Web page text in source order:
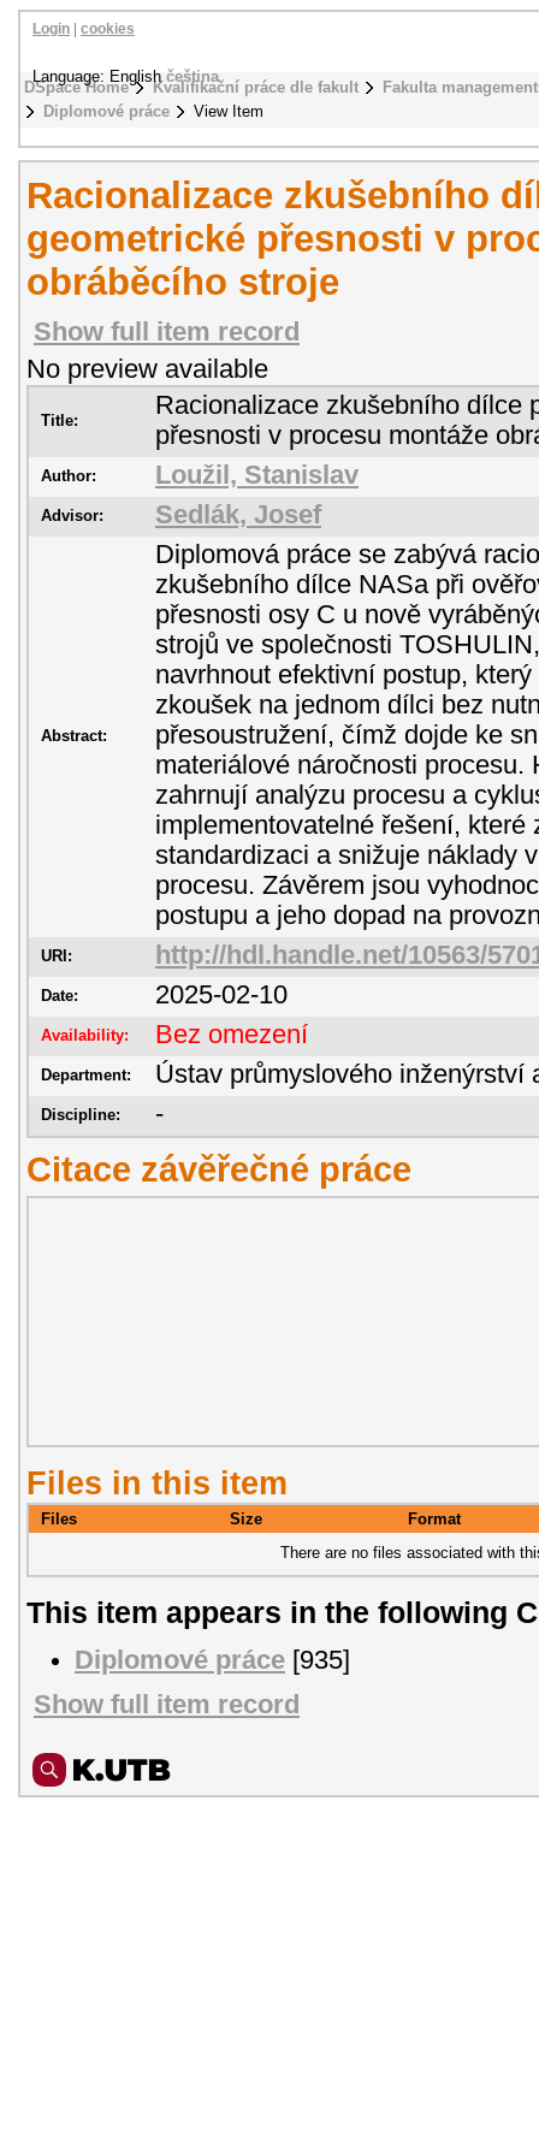
DSpace Home Kvalifikační práce dle fakult
Fakulta
Diplomové práce
View Item
Login cookies
Language: Englishčeština
Racionalizace zkušebního
geometrické přesnosti v
obráběcího stroje
Show full item record
No preview available
Title:
Racionalizace zkušebního dílce
přesnosti v procesu montáže
Author: Loužil, Stanislav
Advisor: Sedlák, Josef
Abstract:
Diplomová práce se zabývá
zkušebního dílce NASa při
přesnosti osy C u nově
strojů ve společnosti
navrhnout efektivní postup,
zkoušek na jednom dílci bez
přesoustružení, čímž dojde ke
materiálové náročnosti procesu.
zahrnují analýzu procesu a
implementovatelné řešení, které
standardizaci a snižuje náklady
procesu. Závěrem jsou
postupu a jeho dopad na
URI: http://hdl.handle.net/10563/
Date: 2025-02-10
Availability: Bez omezení
Department: Ústav průmyslového inženýrství
Discipline: -
Citace závěřečné práce
Files in this item
Files Size
Format
There are no files associated with
This item appears in the following
Diplomové práce [935]
Show full item record